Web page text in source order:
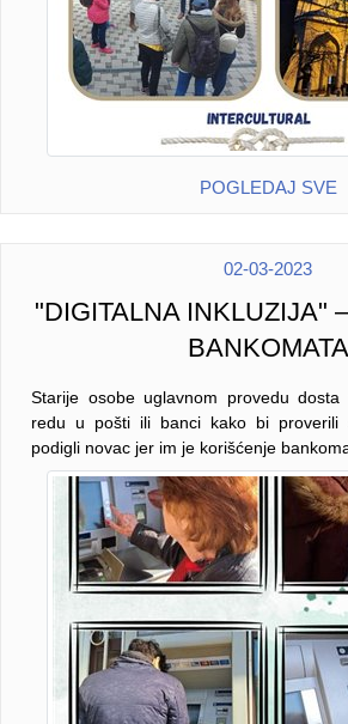
POGLEDAJ SVE
02-03-2023
"DIGITALNA INKLUZIJA"
BANKOMATA
Starije osobe uglavnom provedu
redu u pošti ili banci kako bi proverili
podigli novac jer im je korišćenje